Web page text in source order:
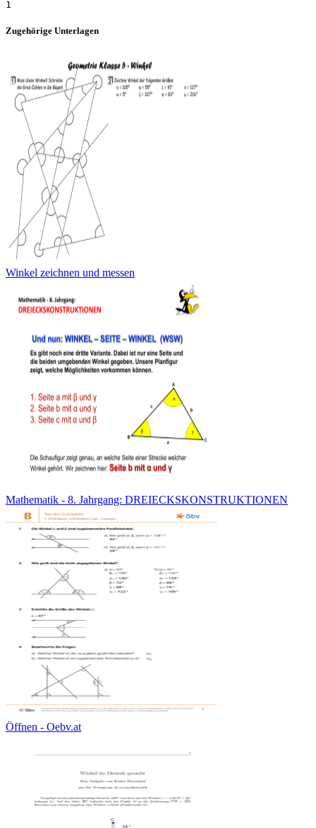
Zugehörige Unterlagen
Winkel zeichnen und messen
Mathematik - 8. Jahrgang: DREIECKSKONSTRUKTIONEN
Öffnen - Oebv.at